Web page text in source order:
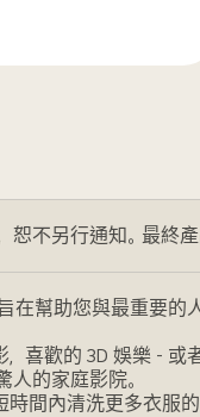
不另行通知。最終
幫助您與最重要的
喜歡的 3D 娛樂 -
的家庭影院。
間內清洗更多衣